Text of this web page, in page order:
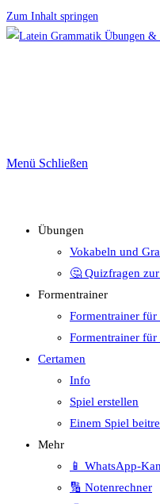
Zum Inhalt springen
Menü Schließen
Übungen
Vokabeln und
🤔 Quizfragen
Formentrainer
Formentrainer für
Formentrainer für
Certamen
Info
Spiel erstellen
Einem Spiel
Mehr
📱 WhatsApp-
🔢 Notenrechner